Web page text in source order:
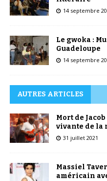
14 septembre
Le gwoka :
Guadeloupe
14 septembre
AUTRES ARTICLES
Mort de
vivante de la
31 juillet 2021
Massiel
américain